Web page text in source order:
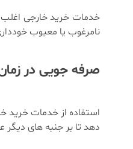
خدمات خرید خارجی اغلب
نامرغوب یا معیوب
صرفه جویی در
استفاده از خدمات خرید
دهد تا بر جنبه های دیگر